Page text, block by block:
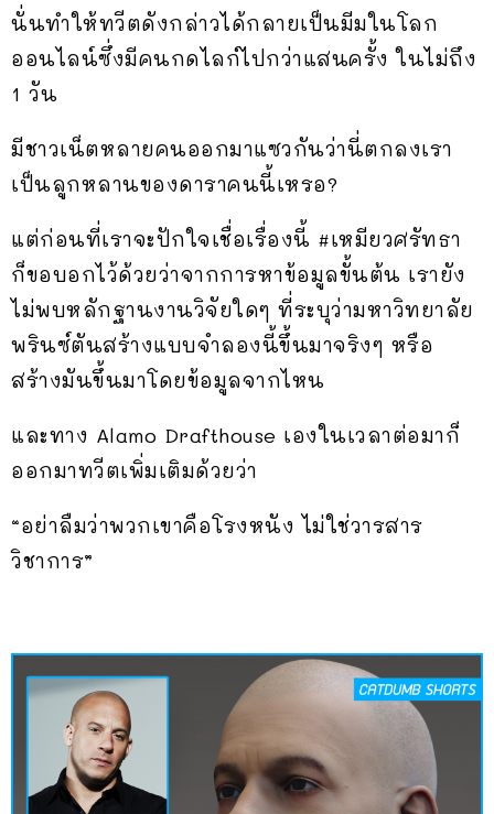
นั่นทำให้ทวีตดังกล่าวได้กลายเป็นมีมในโลก
ออนไลน์ซึ่งมีคนกดไลก์ไปกว่าแสนครั้ง ในไม่ถึง
1 วัน
มีชาวเน็ตหลายคนออกมาแซวกันว่านี่ตกลงเรา
เป็นลูกหลานของดาราคนนี้เหรอ?
แต่ก่อนที่เราจะปักใจเชื่อเรื่องนี้ #เหมียวศรัทธา
ก็ขอบอกไว้ด้วยว่าจากการหาข้อมูลขั้นต้น เรายัง
ไม่พบหลักฐานงานวิจัยใดๆ ที่ระบุว่ามหาวิทยาลัย
พรินซ์ตันสร้างแบบจำลองนี้ขึ้นมาจริงๆ หรือ
สร้างมันขึ้นมาโดยข้อมูลจากไหน
และทาง Alamo Drafthouse เองในเวลาต่อมาก็
ออกมาทวีตเพิ่มเติมด้วยว่า
“อย่าลืมว่าพวกเขาคือโรงหนัง ไม่ใช่วารสาร
วิชาการ”